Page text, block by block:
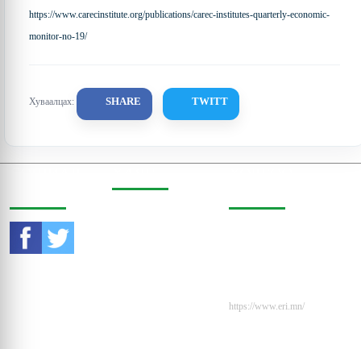
https://www.carecinstitute.org/publications/carec-institutes-quarterly-economic-
monitor-no-19/
Хуваалцах: SHARE TWITT
https://www.eri.mn/